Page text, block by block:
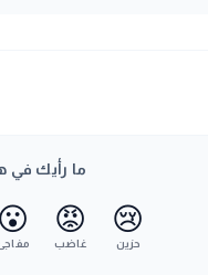
ما رأيك في
😢
حزين
😡
غاضب
😮